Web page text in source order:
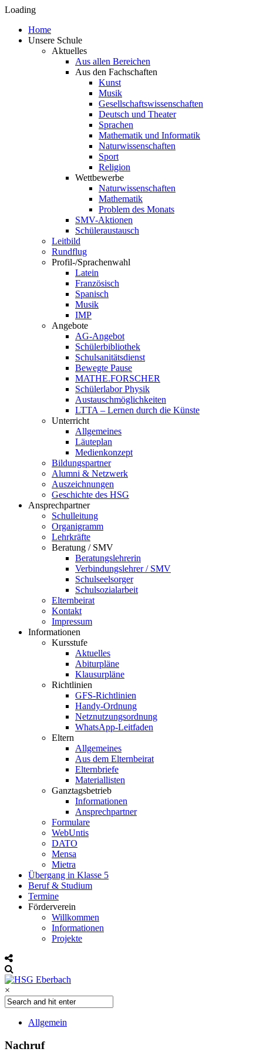
Loading
Home
Unsere Schule
Aktuelles
Aus allen Bereichen
Aus den Fachschaften
Kunst
Musik
Gesellschaftswissenschaften
Deutsch und Theater
Sprachen
Mathematik und Informatik
Naturwissenschaften
Sport
Religion
Wettbewerbe
Naturwissenschaften
Mathematik
Problem des Monats
SMV-Aktionen
Schüleraustausch
Leitbild
Rundflug
Profil-/Sprachenwahl
Latein
Französisch
Spanisch
Musik
IMP
Angebote
AG-Angebot
Schülerbibliothek
Schulsanitätsdienst
Bewegte Pause
MATHE.FORSCHER
Schülerlabor Physik
Austauschmöglichkeiten
LTTA – Lernen durch die Künste
Unterricht
Allgemeines
Läuteplan
Medienkonzept
Bildungspartner
Alumni & Netzwerk
Auszeichnungen
Geschichte des HSG
Ansprechpartner
Schulleitung
Organigramm
Lehrkräfte
Beratung / SMV
Beratungslehrerin
Verbindungslehrer / SMV
Schulseelsorger
Schulsozialarbeit
Elternbeirat
Kontakt
Impressum
Informationen
Kursstufe
Aktuelles
Abiturpläne
Klausurpläne
Richtlinien
GFS-Richtlinien
Handy-Ordnung
Netznutzungsordnung
WhatsApp-Leitfaden
Eltern
Allgemeines
Aus dem Elternbeirat
Elternbriefe
Materiallisten
Ganztagsbetrieb
Informationen
Ansprechpartner
Formulare
WebUntis
DATO
Mensa
Mietra
Übergang in Klasse 5
Beruf & Studium
Termine
Förderverein
Willkommen
Informationen
Projekte
×
Allgemein
Nachruf